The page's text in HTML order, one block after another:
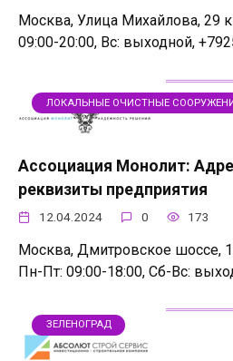
Москва, Улица Михайлова, 29
09:00-20:00, Вс: выходной,
ЛОКАЛЬНЫЕ ОЧИСТНЫЕ
Ассоциация Монолит:
реквизиты предприятия
12.04.2024 0 173
Москва, Дмитровское шоссе,
Пн-Пт: 09:00-18:00, Сб-Вс:
ЗЕЛЕНОГРАД